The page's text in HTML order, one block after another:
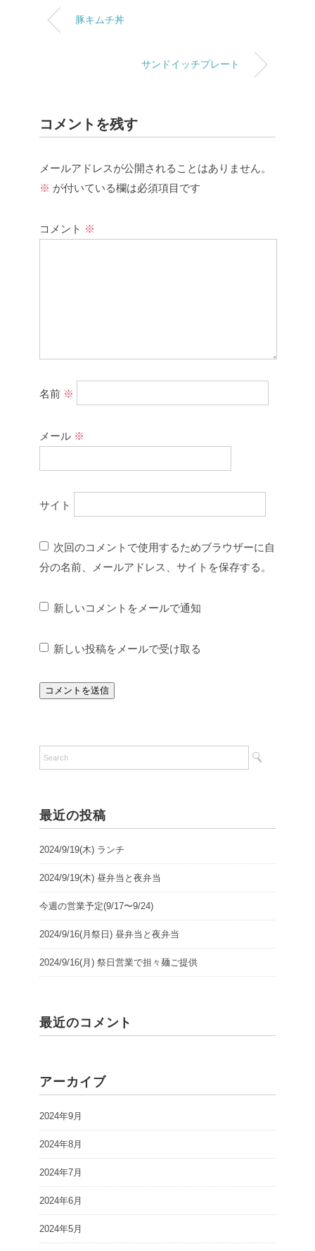
豚キムチ丼
サンドイッチプレート
コメントを残す
メールアドレスが公開されることはありません。
※ が付いている欄は必須項目です
コメント ※
名前 ※
メール ※
サイト
次回のコメントで使用するためブラウザーに自
分の名前、メールアドレス、サイトを保存する。
新しいコメントをメールで通知
新しい投稿をメールで受け取る
最近の投稿
2024/9/19(木) ランチ
2024/9/19(木) 昼弁当と夜弁当
今週の営業予定(9/17〜9/24)
2024/9/16(月祭日) 昼弁当と夜弁当
2024/9/16(月) 祭日営業で担々麺ご提供
最近のコメント
アーカイブ
2024年9月
2024年8月
2024年7月
2024年6月
2024年5月